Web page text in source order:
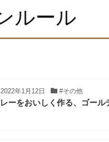
ルール
2022年1月12日 #その他
ーをおいしく作る、ゴー